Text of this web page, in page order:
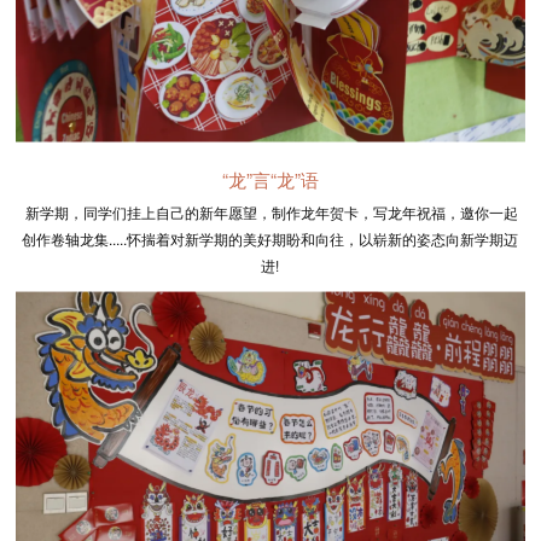
“龙”言“龙”语
新学期，同学们挂上自己的新年愿望，制作龙年贺卡，写龙年祝福，邀你一起
创作卷轴龙集.....怀揣着对新学期的美好期盼和向往，以崭新的姿态向新学期迈
进!